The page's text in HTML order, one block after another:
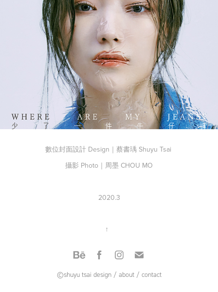
數位封面設計 Design｜蔡書瑀 Shuyu Tsai
攝影 Photo｜周墨 CHOU MO
2020.3
↑
©shuyu tsai design/ about/ contact